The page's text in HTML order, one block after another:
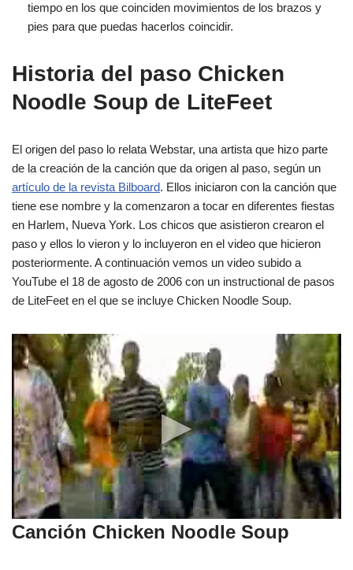
tiempo en los que coinciden movimientos de los brazos y
pies para que puedas hacerlos coincidir.
Historia del paso Chicken
Noodle Soup de LiteFeet
El origen del paso lo relata Webstar, una artista que hizo parte
de la creación de la canción que da origen al paso, según un
artículo de la revista Bilboard. Ellos iniciaron con la canción que
tiene ese nombre y la comenzaron a tocar en diferentes fiestas
en Harlem, Nueva York. Los chicos que asistieron crearon el
paso y ellos lo vieron y lo incluyeron en el video que hicieron
posteriormente. A continuación vemos un video subido a
YouTube el 18 de agosto de 2006 con un instructional de pasos
de LiteFeet en el que se incluye Chicken Noodle Soup.
Canción Chicken Noodle Soup